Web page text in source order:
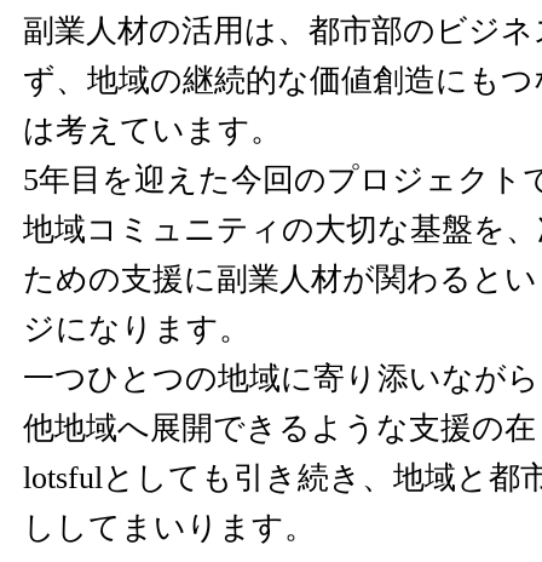
副業人材の活用は、都市部のビジ
ず、地域の継続的な価値創造にも
は考えています。
5年目を迎えた今回のプロジェクト
地域コミュニティの大切な基盤を
ための支援に副業人材が関わると
ジになります。
一つひとつの地域に寄り添いなが
他地域へ展開できるような支援の
lotsfulとしても引き続き、地域と都
ししてまいります。